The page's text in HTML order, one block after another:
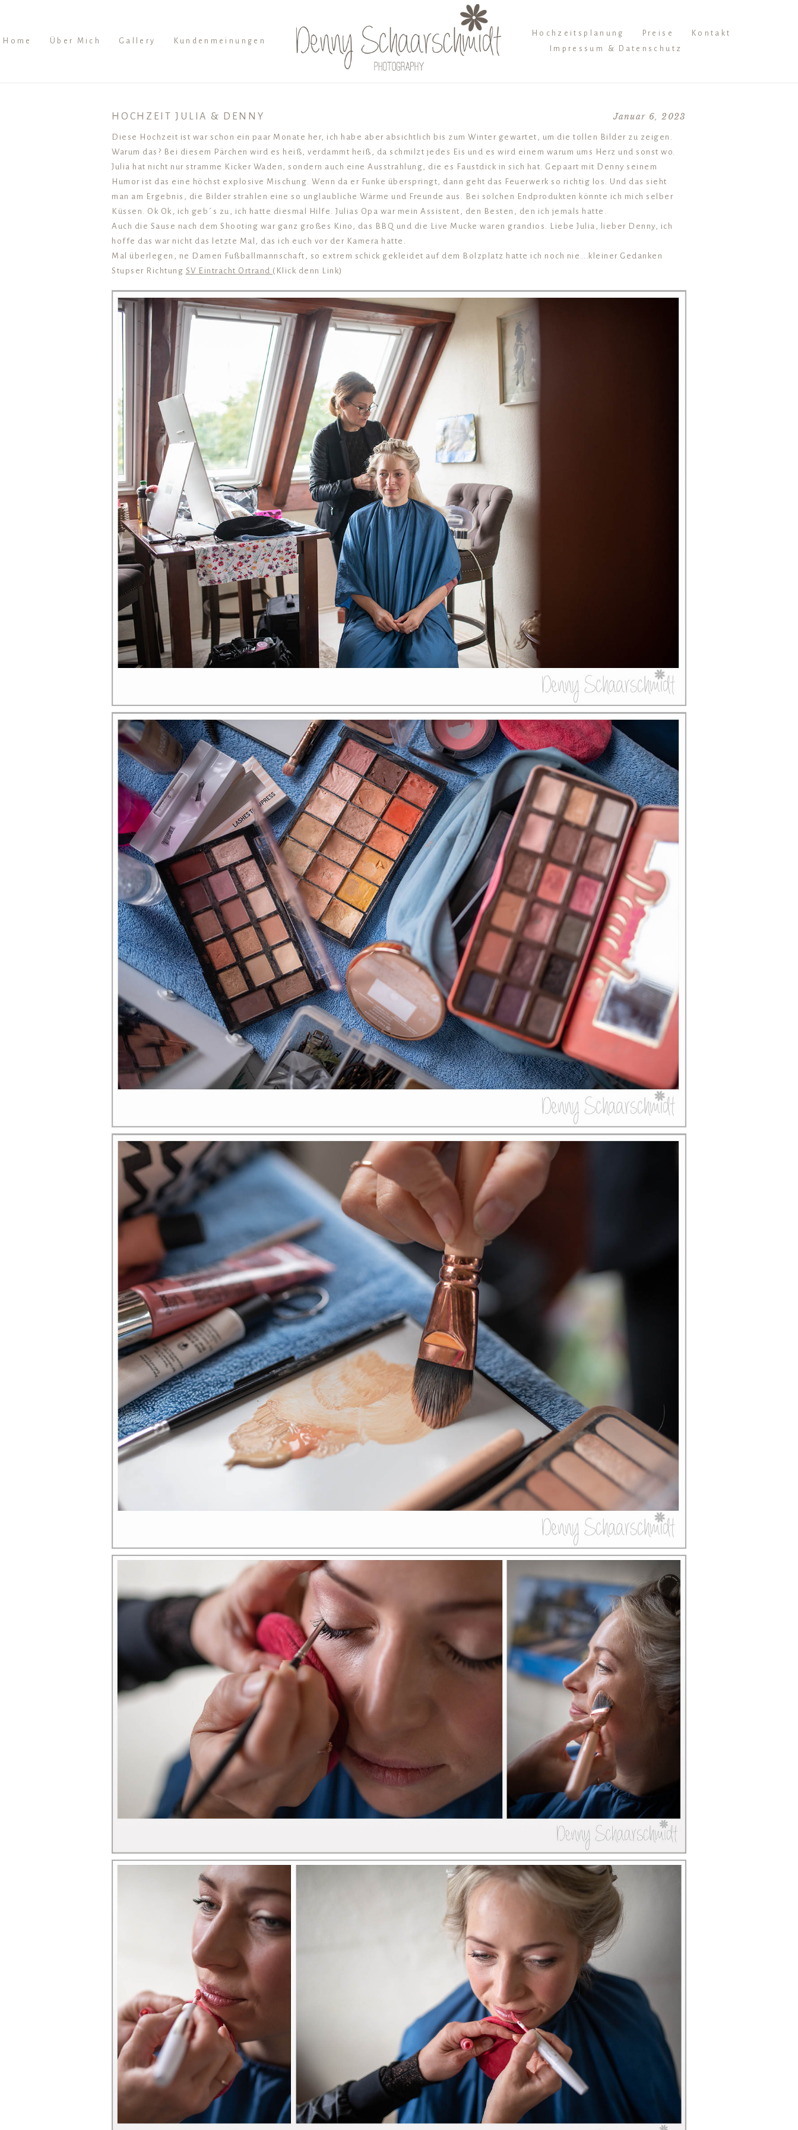
Home Über Mich Gallery Kundenmeinungen
Hochzeitsplanung Preise
Kontakt
Impressum & Datenschutz
HOCHZEIT JULIA & DENNY Januar 6, 2023
Diese Hochzeit ist war schon ein paar Monate her, ich habe aber absichtlich bis zum Winter gewartet, um die tollen Bilder zu zeigen.
Warum das? Bei diesem Pärchen wird es heiß, verdammt heiß, da schmilzt jedes Eis und es wird einem warum ums Herz und sonst wo.
Julia hat nicht nur stramme Kicker Waden, sondern auch eine Ausstrahlung, die es Faustdick in sich hat. Gepaart mit Denny seinem
Humor ist das eine höchst explosive Mischung. Wenn da er Funke überspringt, dann geht das Feuerwerk so richtig los. Und das sieht
man am Ergebnis, die Bilder strahlen eine so unglaubliche Wärme und Freunde aus. Bei solchen Endprodukten könnte ich mich selber
Küssen. Ok Ok, ich geb´s zu, ich hatte diesmal Hilfe. Julias Opa war mein Assistent, den Besten, den ich jemals hatte.
Auch die Sause nach dem Shooting war ganz großes Kino, das BBQ und die Live Mucke waren grandios. Liebe Julia, lieber Denny, ich
hoffe das war nicht das letzte Mal, das ich euch vor der Kamera hatte.
Mal überlegen, ne Damen Fußballmannschaft, so extrem schick gekleidet auf dem Bolzplatz hatte ich noch nie….kleiner Gedanken
Stupser Richtung SV Eintracht Ortrand (Klick denn Link)